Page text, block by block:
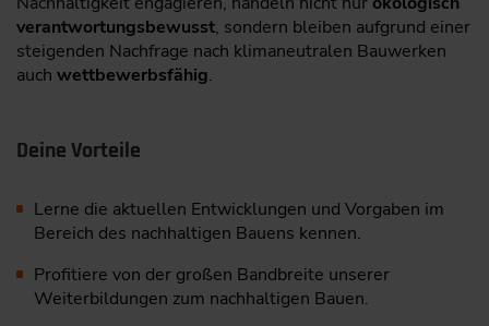
verantwortungsbewusst, sondern bleiben aufgrund einer
steigenden Nachfrage nach klimaneutralen Bauwerken
auch wettbewerbsfähig.
Deine Vorteile
Lerne die aktuellen Entwicklungen und Vorgaben im
Bereich des nachhaltigen Bauens kennen.
Profitiere von der großen Bandbreite unserer
Weiterbildungen zum nachhaltigen Bauen.